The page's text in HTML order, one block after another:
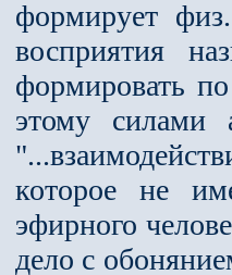
формирует
восприятия
формировать
этому силами
которое не
эфирного
дело с